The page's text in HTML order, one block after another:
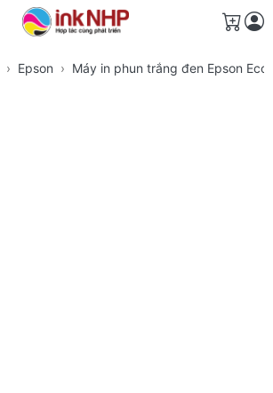
Giỏ
Epson Máy in phun trắng đen Epson